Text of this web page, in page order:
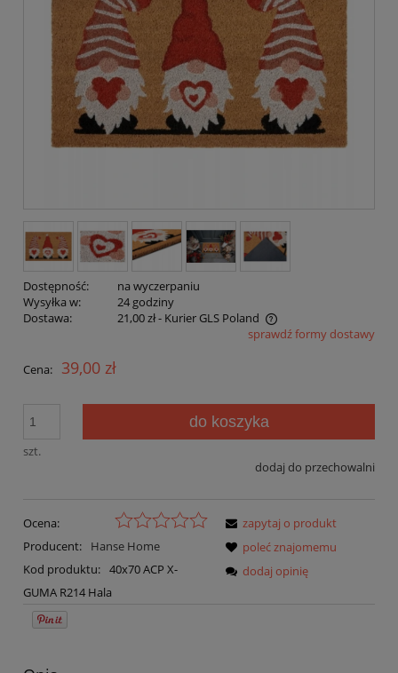
Dostępność:
na wyczerpaniu
Wysyłka w:
24 godziny
Dostawa:
21,00 zł- Kurier GLS Poland
Cena nie zawiera ewentualnych kosztów płatnościsprawdź formy dostawy
Cena: 39,00 zł
szt.
do koszyka
dodaj do przechowalni
Ocena:
Producent:
Hanse Home
Kod produktu: 40x70 ACP X-
GUMA R214 Hala
zapytaj o produkt
poleć znajomemu
dodaj opinię